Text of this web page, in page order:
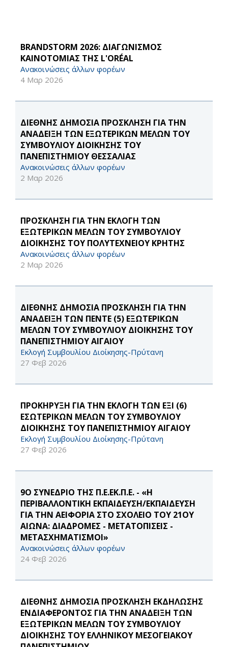
BRANDSTORM 2026: ΔΙΑΓΩΝΙΣΜΟΣ
ΚΑΙΝΟΤΟΜΙΑΣ ΤΗΣ L'ORÉAL
Ανακοινώσεις άλλων φορέων
4 Μαρ 2026
ΔΙΕΘΝΗΣ ΔΗΜΟΣΙΑ ΠΡΟΣΚΛΗΣΗ ΓΙΑ ΤΗΝ
ΑΝΑΔΕΙΞΗ ΤΩΝ ΕΞΩΤΕΡΙΚΩΝ ΜΕΛΩΝ ΤΟΥ
ΣΥΜΒΟΥΛΙΟΥ ΔΙΟΙΚΗΣΗΣ ΤΟΥ
ΠΑΝΕΠΙΣΤΗΜΙΟΥ ΘΕΣΣΑΛΙΑΣ
Ανακοινώσεις άλλων φορέων
2 Μαρ 2026
ΠΡΟΣΚΛΗΣΗ ΓΙΑ ΤΗΝ ΕΚΛΟΓΗ ΤΩΝ
ΕΞΩΤΕΡΙΚΩΝ ΜΕΛΩΝ ΤΟΥ ΣΥΜΒΟΥΛΙΟΥ
ΔΙΟΙΚΗΣΗΣ ΤΟΥ ΠΟΛΥΤΕΧΝΕΙΟΥ ΚΡΗΤΗΣ
Ανακοινώσεις άλλων φορέων
2 Μαρ 2026
ΔΙΕΘΝΗΣ ΔΗΜΟΣΙΑ ΠΡΟΣΚΛΗΣΗ ΓΙΑ ΤΗΝ
ΑΝΑΔΕΙΞΗ ΤΩΝ ΠΕΝΤΕ (5) ΕΞΩΤΕΡΙΚΩΝ
ΜΕΛΩΝ ΤΟΥ ΣΥΜΒΟΥΛΙΟΥ ΔΙΟΙΚΗΣΗΣ ΤΟΥ
ΠΑΝΕΠΙΣΤΗΜΙΟΥ ΑΙΓΑΙΟΥ
Εκλογή Συμβουλίου Διοίκησης-Πρύτανη
27 Φεβ 2026
ΠΡΟΚΗΡΥΞΗ ΓΙΑ ΤΗΝ ΕΚΛΟΓΗ ΤΩΝ ΕΞΙ (6)
ΕΣΩΤΕΡΙΚΩΝ ΜΕΛΩΝ ΤΟΥ ΣΥΜΒΟΥΛΙΟΥ
ΔΙΟΙΚΗΣΗΣ ΤΟΥ ΠΑΝΕΠΙΣΤΗΜΙΟΥ ΑΙΓΑΙΟΥ
Εκλογή Συμβουλίου Διοίκησης-Πρύτανη
27 Φεβ 2026
9Ο ΣΥΝΕΔΡΙΟ ΤΗΣ Π.Ε.ΕΚ.Π.Ε. - «Η
ΠΕΡΙΒΑΛΛΟΝΤΙΚΗ ΕΚΠΑΙΔΕΥΣΗ/ΕΚΠΑΙΔΕΥΣΗ
ΓΙΑ ΤΗΝ ΑΕΙΦΟΡΙΑ ΣΤΟ ΣΧΟΛΕΙΟ ΤΟΥ 21ΟΥ
ΑΙΩΝΑ: ΔΙΑΔΡΟΜΕΣ - ΜΕΤΑΤΟΠΙΣΕΙΣ -
ΜΕΤΑΣΧΗΜΑΤΙΣΜΟΙ»
Ανακοινώσεις άλλων φορέων
24 Φεβ 2026
ΔΙΕΘΝΗΣ ΔΗΜΟΣΙΑ ΠΡΟΣΚΛΗΣΗ ΕΚΔΗΛΩΣΗΣ
ΕΝΔΙΑΦΕΡΟΝΤΟΣ ΓΙΑ ΤΗΝ ΑΝΑΔΕΙΞΗ ΤΩΝ
ΕΞΩΤΕΡΙΚΩΝ ΜΕΛΩΝ ΤΟΥ ΣΥΜΒΟΥΛΙΟΥ
ΔΙΟΙΚΗΣΗΣ ΤΟΥ ΕΛΛΗΝΙΚΟΥ ΜΕΣΟΓΕΙΑΚΟΥ